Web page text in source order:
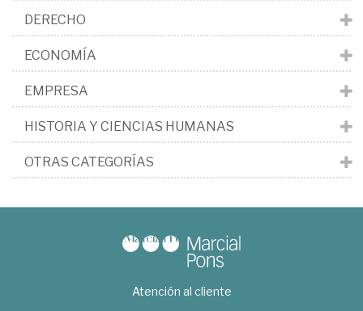
DERECHO
ECONOMÍA
EMPRESA
HISTORIA Y CIENCIAS HUMANAS
OTRAS CATEGORÍAS
Atención al cliente